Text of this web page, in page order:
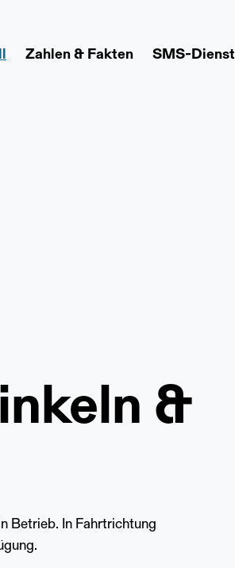
Zahlen & Fakten SMS-Dienst
&
Betrieb. In Fahrtrichtung